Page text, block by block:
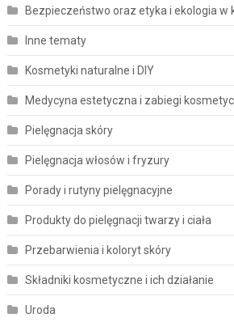
Bezpieczeństwo oraz etyka i ekologia w
Inne tematy
Kosmetyki naturalne i DIY
Medycyna estetyczna i zabiegi
Pielęgnacja skóry
Pielęgnacja włosów i fryzury
Porady i rutyny pielęgnacyjne
Produkty do pielęgnacji twarzy i ciała
Przebarwienia i koloryt skóry
Składniki kosmetyczne i ich działanie
Uroda